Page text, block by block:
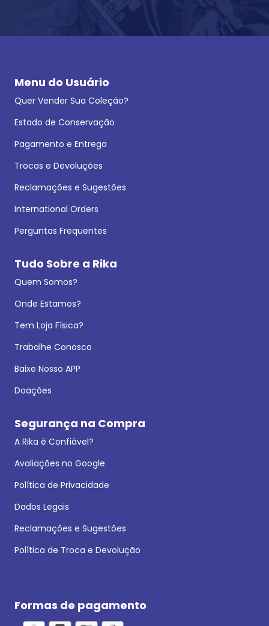
Menu do Usuário
Quer Vender Sua Coleção?
Estado de Conservação
Pagamento e Entrega
Trocas e Devoluções
Reclamações e Sugestões
International Orders
Perguntas Frequentes
Tudo Sobre a Rika
Quem Somos?
Onde Estamos?
Tem Loja Física?
Trabalhe Conosco
Baixe Nosso APP
Doações
Segurança na Compra
A Rika é Confiável?
Avaliações no Google
Política de Privacidade
Dados Legais
Reclamações e Sugestões
Política de Troca e Devolução
Formas de pagamento